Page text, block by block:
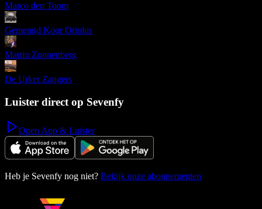
Marco den Toom
Gemengd Koor Oriolus
Martin Zonnenberg
De Urker Zangers
Luister direct op Sevenfy
Open App & Luister
Heb je Sevenfy nog niet? Bekijk onze abonnementen